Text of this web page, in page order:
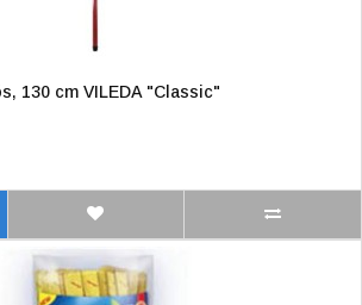
130 cm VILEDA "Classic"